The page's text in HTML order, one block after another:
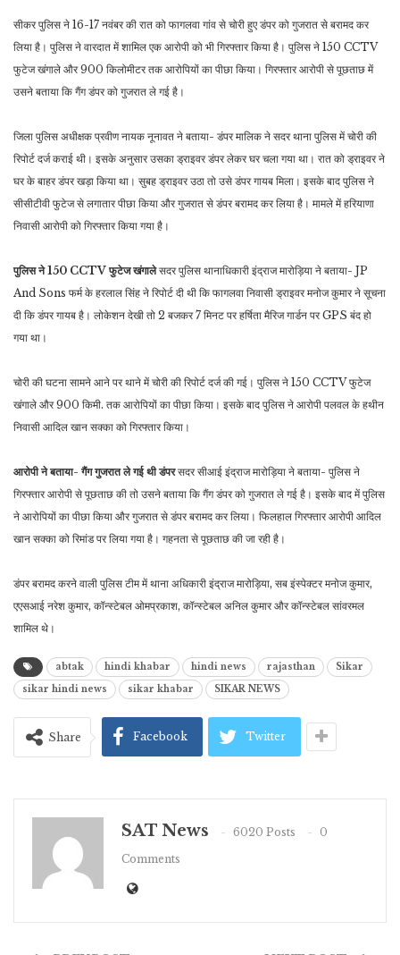
सीकर पुलिस ने 16-17 नवंबर की रात को फागलवा गांव से चोरी हुए डंपर को गुजरात से बरामद कर
लिया है। पुलिस ने वारदात में शामिल एक आरोपी को भी गिरफ्तार किया है। पुलिस ने 150 CCTV
फुटेज खंगाले और 900 किलोमीटर तक आरोपियों का पीछा किया। गिरफ्तार आरोपी से पूछताछ में
उसने बताया कि गैंग डंपर को गुजरात ले गई है।
जिला पुलिस अधीक्षक प्रवीण नायक नूनावत ने बताया- डंपर मालिक ने सदर थाना पुलिस में चोरी की
रिपोर्ट दर्ज कराई थी। इसके अनुसार उसका ड्राइवर डंपर लेकर घर चला गया था। रात को ड्राइवर ने
घर के बाहर डंपर खड़ा किया था। सुबह ड्राइवर उठा तो उसे डंपर गायब मिला। इसके बाद पुलिस ने
सीसीटीवी फुटेज से लगातार पीछा किया और गुजरात से डंपर बरामद कर लिया है। मामले में हरियाणा
निवासी आरोपी को गिरफ्तार किया गया है।
पुलिस ने 150 CCTV फुटेज खंगालेसदर पुलिस थानाधिकारी इंद्राज मारोड़िया ने बताया- JP
And Sons फर्म के हरलाल सिंह ने रिपोर्ट दी थी कि फागलवा निवासी ड्राइवर मनोज कुमार ने सूचना
दी कि डंपर गायब है। लोकेशन देखी तो 2 बजकर 7 मिनट पर हर्षिता मैरिज गार्डन पर GPS बंद हो
गया था।
चोरी की घटना सामने आने पर थाने में चोरी की रिपोर्ट दर्ज की गई। पुलिस ने 150 CCTV फुटेज
खंगाले और 900 किमी. तक आरोपियों का पीछा किया। इसके बाद पुलिस ने आरोपी पलवल के हथीन
निवासी आदिल खान सक्का को गिरफ्तार किया।
आरोपी ने बताया- गैंग गुजरात ले गई थी डंपरसदर सीआई इंद्राज मारोड़िया ने बताया- पुलिस ने
गिरफ्तार आरोपी से पूछताछ की तो उसने बताया कि गैंग डंपर को गुजरात ले गई है। इसके बाद में पुलिस
ने आरोपियों का पीछा किया और गुजरात से डंपर बरामद कर लिया। फिलहाल गिरफ्तार आरोपी आदिल
खान सक्का को रिमांड पर लिया गया है। गहनता से पूछताछ की जा रही है।
डंपर बरामद करने वाली पुलिस टीम में थाना अधिकारी इंद्राज मारोड़िया, सब इंस्पेक्टर मनोज कुमार,
एएसआई नरेश कुमार, कॉन्स्टेबल ओमप्रकाश, कॉन्स्टेबल अनिल कुमार और कॉन्स्टेबल सांवरमल
शामिल थे।
abtak hindi khabar hindi news rajasthan
Sikar
sikar hindi news
sikar khabar SIKAR NEWS
Share Facebook Twitter
SAT News 6020 Posts
0
Comments